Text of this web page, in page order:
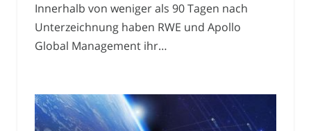
Innerhalb von weniger als 90 Tagen nach
Unterzeichnung haben RWE und Apollo
Global Management ihr…